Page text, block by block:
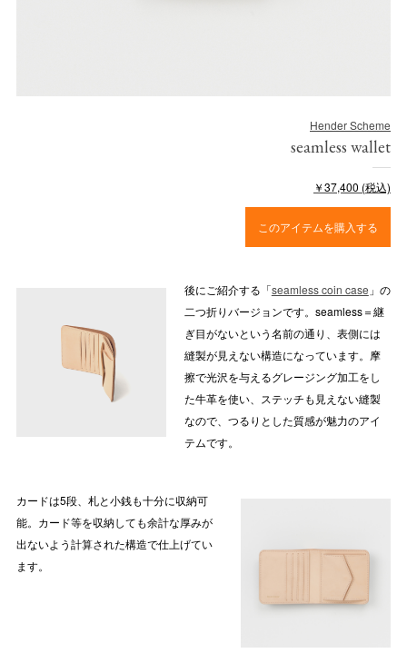
Hender Scheme
seamless wallet
￥37,400 (税込)
このアイテムを購入する
後にご紹介する「seamless coin case 」の
二つ折りバージョンです。seamless＝継
ぎ目がないという名前の通り、表側には
縫製が見えない構造になっています。摩
擦で光沢を与えるグレージング加工をし
た牛革を使い、ステッチも見えない縫製
なので、つるりとした質感が魅力のアイ
テムです。
カードは5段、札と小銭も十分に収納可
能。カード等を収納しても余計な厚みが
出ないよう計算された構造で仕上げてい
ます。